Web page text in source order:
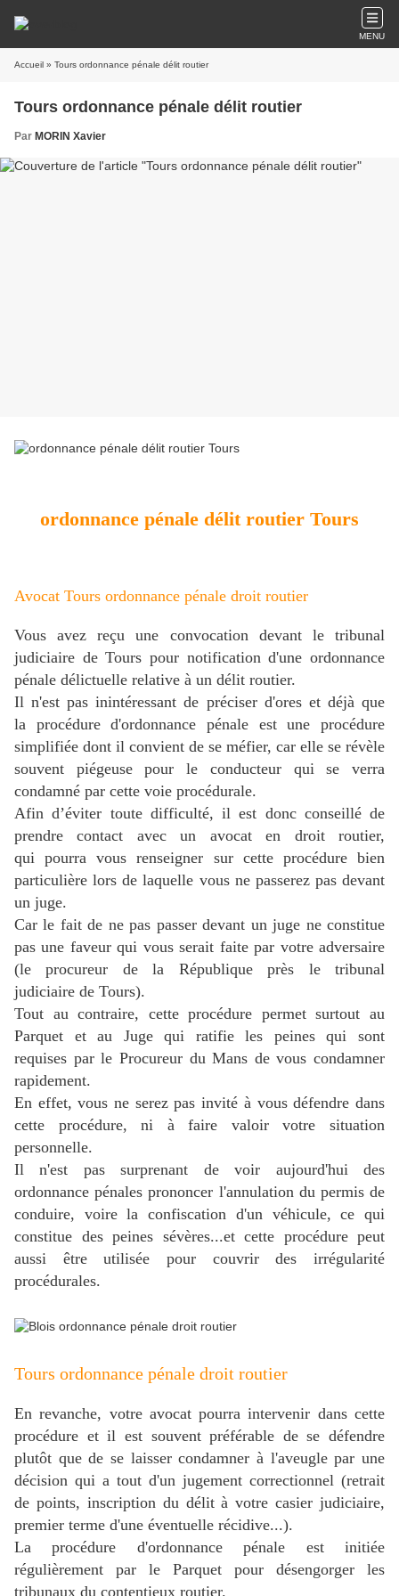
MENU
Accueil » Tours ordonnance pénale délit routier
Tours ordonnance pénale délit routier
Par MORIN Xavier
ordonnance pénale délit routier Tours
Avocat Tours ordonnance pénale droit routier
Vous avez reçu une convocation devant le tribunal
judiciaire de Tours pour notification d'une ordonnance
pénale délictuelle relative à un délit routier.
Il n'est pas inintéressant de préciser d'ores et déjà que
la procédure d'ordonnance pénale est une procédure
simplifiée dont il convient de se méfier, car elle se révèle
souvent piégeuse pour le conducteur qui se verra
condamné par cette voie procédurale.
Afin d’éviter toute difficulté, il est donc conseillé de
prendre contact avec un avocat en droit routier,
qui pourra vous renseigner sur cette procédure bien
particulière lors de laquelle vous ne passerez pas devant
un juge.
Car le fait de ne pas passer devant un juge ne constitue
pas une faveur qui vous serait faite par votre adversaire
(le procureur de la République près le tribunal
judiciaire de Tours).
Tout au contraire, cette procédure permet surtout au
Parquet et au Juge qui ratifie les peines qui sont
requises par le Procureur du Mans de vous condamner
rapidement.
En effet, vous ne serez pas invité à vous défendre dans
cette procédure, ni à faire valoir votre situation
personnelle.
Il n'est pas surprenant de voir aujourd'hui des
ordonnance pénales prononcer l'annulation du permis de
conduire, voire la confiscation d'un véhicule, ce qui
constitue des peines sévères...et cette procédure peut
aussi être utilisée pour couvrir des irrégularité
procédurales.
Tours ordonnance pénale droit routier
En revanche, votre avocat pourra intervenir dans cette
procédure et il est souvent préférable de se défendre
plutôt que de se laisser condamner à l'aveugle par une
décision qui a tout d'un jugement correctionnel (retrait
de points, inscription du délit à votre casier judiciaire,
premier terme d'une éventuelle récidive...).
La procédure d'ordonnance pénale est initiée
régulièrement par le Parquet pour désengorger les
tribunaux du contentieux routier.